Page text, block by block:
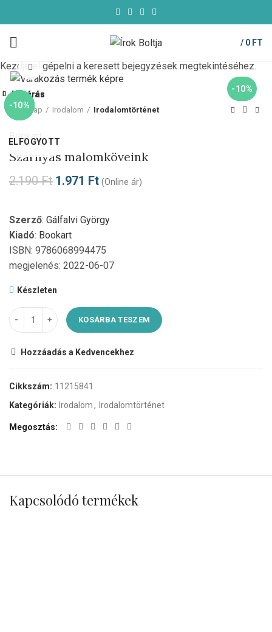
/ 0 FT
-10%
Click to enlarge
Kezdőlap Irodalom Irodalomtörténet
Bookart
Szárnyas malomköveink
2.190Ft 1.971 Ft (Online ár)
Szerző: Gálfalvi György
Kiadó: Bookart
ISBN: 9786068994475
megjelenés: 2022-06-07
Készleten
KOSÁRBA TESZEM
Hozzáadás a Kedvencekhez
Cikkszám: 11215841
Kategóriák: Irodalom, Irodalomtörténet
Megosztás
Kapcsolódó termékek
-10%
ELFOGYOTT
Bezárás
-85%
Bezárás
-10%
Bezárás
-10%
Bezárás
-10%
Bezárás
-10%
Bezárás
-10%
Bezárás
-10%
Bezárás
Kezdje el gépelni a keresett bejegyzések megtekintéséhez.